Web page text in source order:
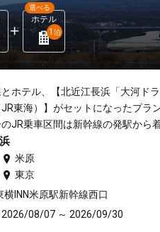
ホテル
選べる
1 泊
ホテル、【北近江長浜「大河ド
東海）】がセットになったプラン
のJR乗車区間は新幹線の発駅から
米原
東京
横INN米原駅新幹線西口
2026/08/07 ～ 2026/09/30